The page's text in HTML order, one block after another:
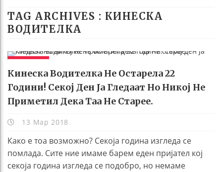
TAG ARCHIVES : КИНЕСКА
ВОДИТЕЛКА
Кинеска Водителка Не Остарела 22
Години! Секој Ден Ја Гледаат Но Никој Не
Приметил Дека Таа Не Старее.
13 Мар 2018
Како е тоа возможно? Секоја година изгледа се
помлада. Сите ние имаме барем еден пријател кој
секоја година изгледа се подобро, но немаме